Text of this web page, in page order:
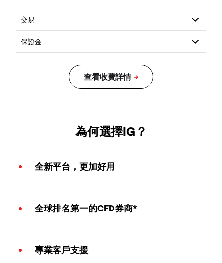
為何選擇IG？
全新平台，更加好用
全球排名第一的CFD券商*
專業客戶支援